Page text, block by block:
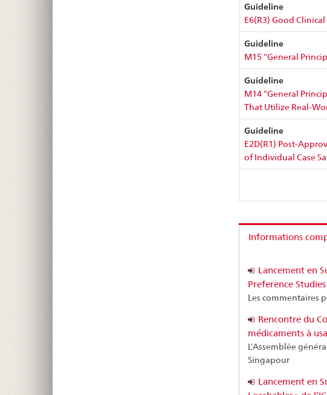
Guideline
E6(R3) Good
Guideline
M15 “General
Guideline
M14 “General
That Utilize Real-
Guideline
E2D(R1) Post-
of Individual Case
Informations
Lancement en
Preference Studies
Les commentaires
Rencontre du
médicaments à
L’Assemblée
Singapour
Lancement en